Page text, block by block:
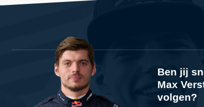
Ben jij
Max
volgen?